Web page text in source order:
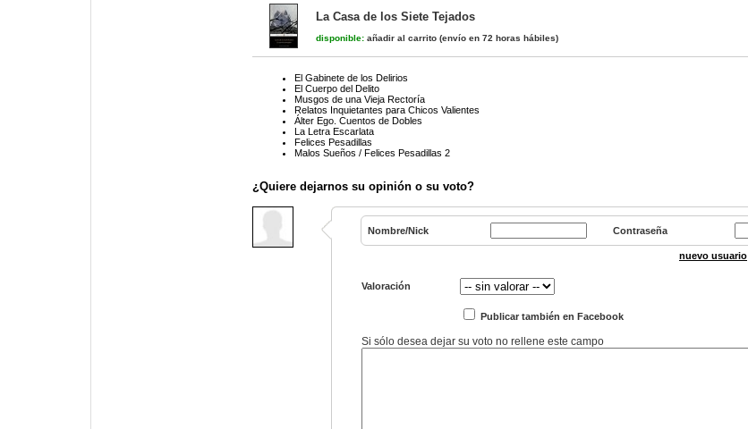
La Casa de los Siete Tejados
disponible: añadir al carrito (envío en 72 horas hábiles)
El Gabinete de los Delirios
El Cuerpo del Delito
Musgos de una Vieja Rectoría
Relatos Inquietantes para Chicos Valientes
Álter Ego. Cuentos de Dobles
La Letra Escarlata
Felices Pesadillas
Malos Sueños / Felices Pesadillas 2
¿Quiere dejarnos su opinión o su voto?
Nombre/Nick Contraseña
nuevo usuario
Valoración
Publicar también en Facebook
Si sólo desea dejar su voto no rellene este campo